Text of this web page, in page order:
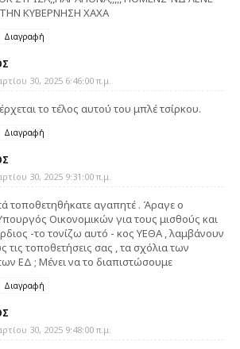
ΚΥΒΕΡΝΗΣΗ ΧΑΧΑ
Διαγραφή
30, 2025 6:46:00 π.μ.
το τέλος αυτού του μπλέ τσίρκου.
Διαγραφή
30, 2025 9:31:00 π.μ.
τοποθετηθήκατε αγαπητέ . Άραγε ο
Οικονομικών για τους μισθούς και
-το τονίζω αυτό - κος ΥΕΘΑ , λαμβάνουν
τις τοποθετήσεις σας , τα σχόλια των
ΕΔ ; Μένει να το διαπιστώσουμε
Διαγραφή
30, 2025 9:48:00 π.μ.